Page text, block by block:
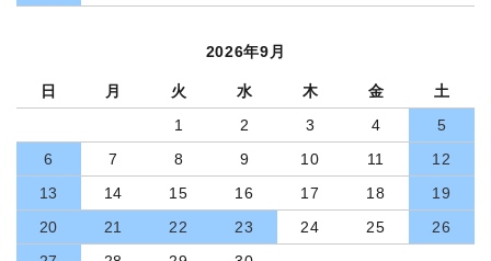
2026年9月
日 月 火 水 木 金
土
1
2 3 4
5
6
7 8 9 10 11
12
13
14 15 16 17 18
19
20
21 22 23 24 25
26